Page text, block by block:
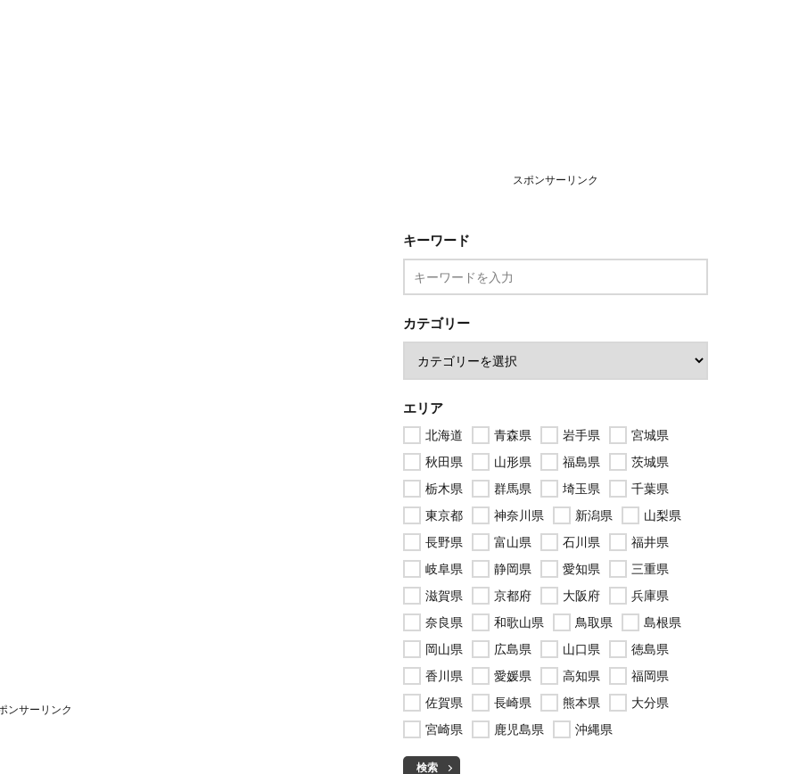
ンサーリンク
スポンサーリンク
キーワード
カテゴリー
エリア
北海道 青森県 岩手県
宮城県
秋田県
山形県 福島県
茨城県
栃木県
群馬県 埼玉県
千葉県
東京都
神奈川県 新潟県
山梨県
長野県
富山県 石川県
福井県
岐阜県
静岡県 愛知県
三重県
滋賀県
京都府 大阪府
兵庫県
奈良県
和歌山県 鳥取県
島根県
岡山県
広島県 山口県
徳島県
香川県
愛媛県 高知県
福岡県
佐賀県
長崎県 熊本県
大分県
宮崎県
鹿児島県 沖縄県
検索